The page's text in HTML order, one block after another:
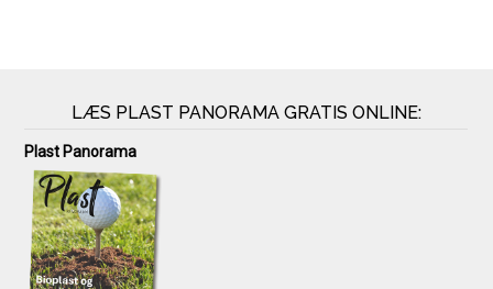
LÆS PLAST PANORAMA GRATIS ONLINE:
Plast Panorama